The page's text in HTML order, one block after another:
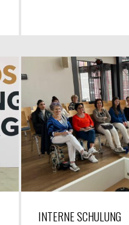
INTERNE SCHULUNG